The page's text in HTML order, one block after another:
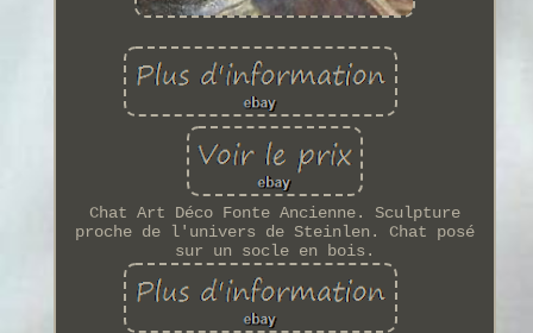
Chat Art Déco Fonte Ancienne. Sculpture
proche de l'univers de Steinlen. Chat posé
sur un socle en bois.